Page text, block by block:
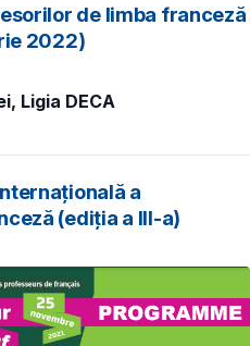
de limba franceză
2022)
Ligia DECA
a
(ediția a III-a)